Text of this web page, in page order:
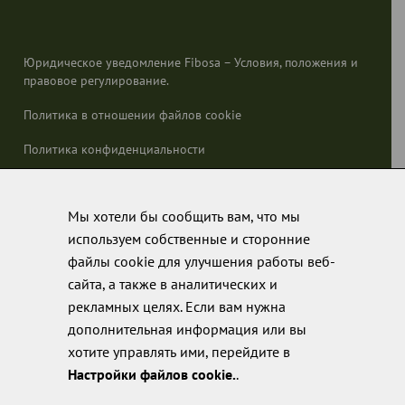
Юридическое уведомление Fibosa – Условия, положения и
правовое регулирование.
Политика в отношении файлов cookie
Политика конфиденциальности
Мы хотели бы сообщить вам, что мы
используем собственные и сторонние
файлы cookie для улучшения работы веб-
сайта, а также в аналитических и
рекламных целях. Если вам нужна
дополнительная информация или вы
хотите управлять ими, перейдите в
Настройки файлов cookie..